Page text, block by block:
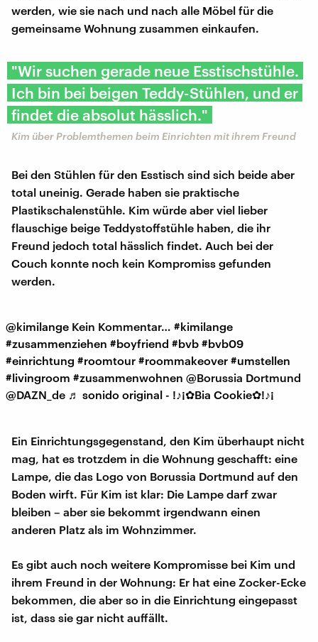
werden, wie sie nach und nach alle Möbel für die
gemeinsame Wohnung zusammen einkaufen.
"Wir suchen gerade neue Esstischstühle.
Ich bin bei beigen Teddy-Stühlen, und er
findet die absolut hässlich."
Kim über Problemthemen beim Einrichten mit ihrem Freund
Bei den Stühlen für den Esstisch sind sich beide aber
total uneinig. Gerade haben sie praktische
Plastikschalenstühle. Kim würde aber viel lieber
flauschige beige Teddystoffstühle haben, die ihr
Freund jedoch total hässlich findet. Auch bei der
Couch konnte noch kein Kompromiss gefunden
werden.
@kimilange Kein Kommentar… #kimilange
#zusammenziehen #boyfriend #bvb #bvb09
#einrichtung #roomtour #roommakeover #umstellen
#livingroom #zusammenwohnen @Borussia Dortmund
@DAZN_de ♬ sonido original - !♪¡✿Bia Cookie✿!♪¡
Ein Einrichtungsgegenstand, den Kim überhaupt nicht
mag, hat es trotzdem in die Wohnung geschafft: eine
Lampe, die das Logo von Borussia Dortmund auf den
Boden wirft. Für Kim ist klar: Die Lampe darf zwar
bleiben – aber sie bekommt irgendwann einen
anderen Platz als im Wohnzimmer.
Es gibt auch noch weitere Kompromisse bei Kim und
ihrem Freund in der Wohnung: Er hat eine Zocker-Ecke
bekommen, die aber so in die Einrichtung eingepasst
ist, dass sie gar nicht auffällt.